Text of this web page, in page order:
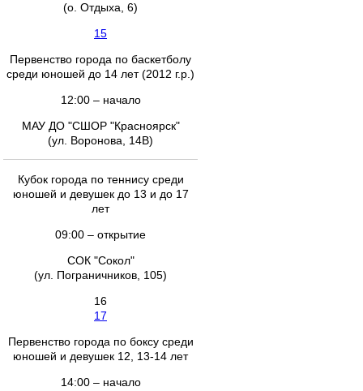
(о. Отдыха, 6)
15
Первенство города по баскетболу
среди юношей до 14 лет (2012 г.р.)
12:00 – начало
МАУ ДО "СШОР "Красноярск"
(ул. Воронова, 14В)
Кубок города по теннису среди
юношей и девушек до 13 и до 17
лет
09:00 – открытие
СОК "Сокол"
(ул. Пограничников, 105)
16
17
Первенство города по боксу среди
юношей и девушек 12, 13-14 лет
14:00 – начало